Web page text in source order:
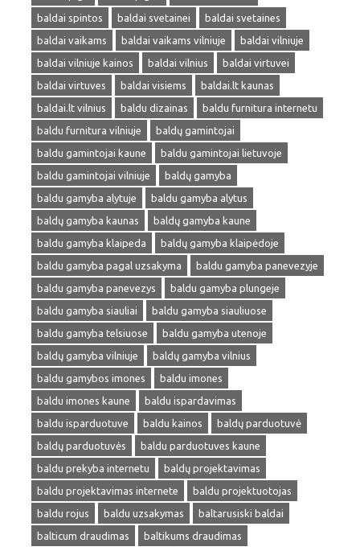
baldai spintos
baldai svetainei
baldai svetaines
baldai vaikams
baldai vaikams vilniuje
baldai vilniuje
baldai vilniuje kainos
baldai vilnius
baldai virtuvei
baldai virtuves
baldai visiems
baldai.lt kaunas
baldai.lt vilnius
baldu dizainas
baldu furnitura internetu
baldu furnitura vilniuje
baldų gamintojai
baldu gamintojai kaune
baldu gamintojai lietuvoje
baldu gamintojai vilniuje
baldų gamyba
baldu gamyba alytuje
baldu gamyba alytus
baldų gamyba kaunas
baldų gamyba kaune
baldu gamyba klaipeda
baldų gamyba klaipėdoje
baldu gamyba pagal uzsakyma
baldu gamyba panevezyje
baldu gamyba panevezys
baldu gamyba plungeje
baldu gamyba siauliai
baldu gamyba siauliuose
baldu gamyba telsiuose
baldu gamyba utenoje
baldų gamyba vilniuje
baldų gamyba vilnius
baldu gamybos imones
baldu imones
baldu imones kaune
baldu ispardavimas
baldu isparduotuve
baldu kainos
baldų parduotuvė
baldų parduotuvės
baldu parduotuves kaune
baldu prekyba internetu
baldų projektavimas
baldu projektavimas internete
baldu projektuotojas
baldu rojus
baldu uzsakymas
baltarusiski baldai
balticum draudimas
baltikums draudimas